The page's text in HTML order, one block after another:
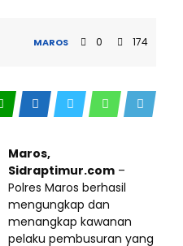
MAROS 0 174
Maros,
Sidraptimur.com –
Polres Maros berhasil
mengungkap dan
menangkap kawanan
pelaku pembusuran yang